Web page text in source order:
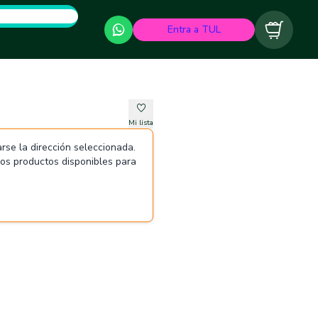
Entra a TUL Carrito
Mi lista
la dirección seleccionada.
productos disponibles para